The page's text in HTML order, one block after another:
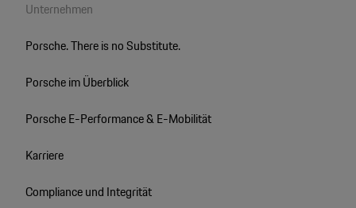
Unternehmen
Porsche. There is no Substitute.
Porsche im Überblick
Porsche E-Performance & E-Mobilität
Karriere
Compliance und Integrität